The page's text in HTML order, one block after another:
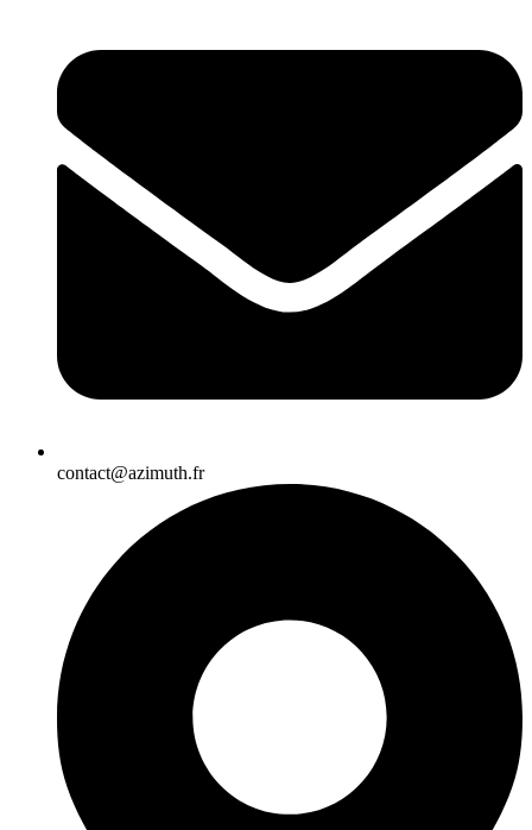
contact@azimuth.fr